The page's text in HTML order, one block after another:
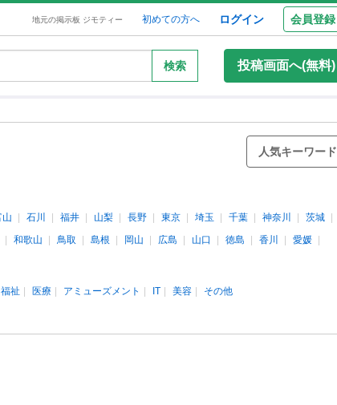
地元の掲示板 ジモティー 初めての方へ ログイン 会員登録
検索 投稿画面へ(無料)
人気キーワード
山 石川 福井 山梨 長野 東京 埼玉 千葉 神奈川
茨城
和歌山 鳥取 島根 岡山 広島 山口 徳島 香川
愛媛
福祉 医療 アミューズメント IT 美容 その他